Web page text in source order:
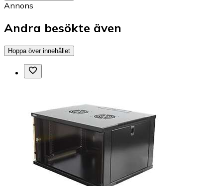
Annons
Andra besökte även
Hoppa över innehållet